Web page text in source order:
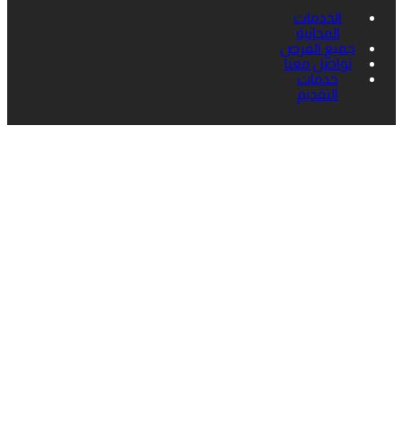
الخدمات
المجانية
جميع الفرص
تواصل معنا
خدمات
التقديم